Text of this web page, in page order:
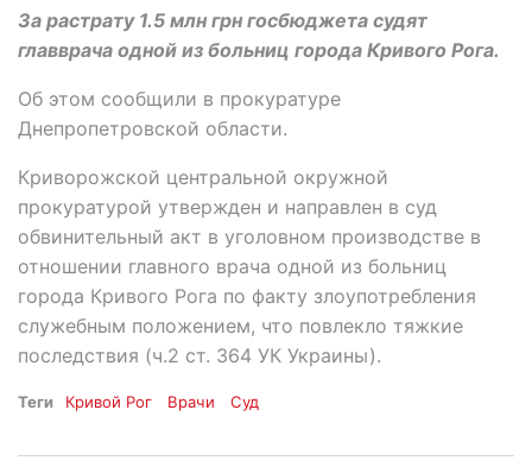
За растрату 1.5 млн грн госбюджета судят
главврача одной из больниц города Кривого Рога.
Об этом сообщили в прокуратуре
Днепропетровской области.
Криворожской центральной окружной
прокуратурой утвержден и направлен в суд
обвинительный акт в уголовном производстве в
отношении главного врача одной из больниц
города Кривого Рога по факту злоупотребления
служебным положением, что повлекло тяжкие
последствия (ч.2 ст. 364 УК Украины).
Теги Кривой Рог Врачи Суд